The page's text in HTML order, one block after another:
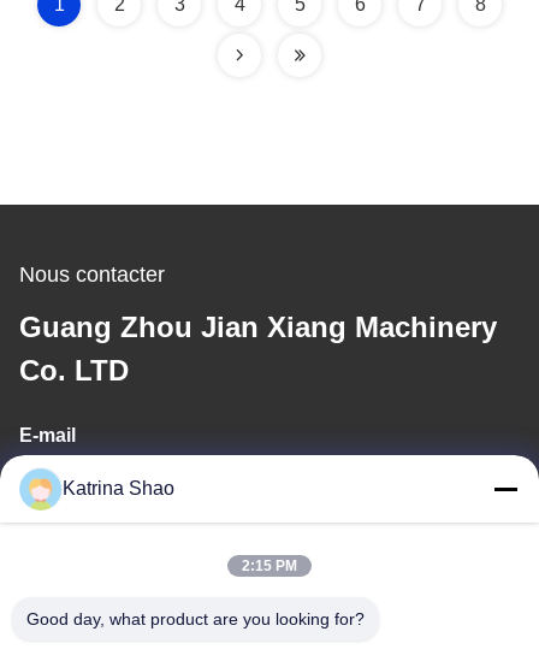
1 2 3 4 5 6 7 8
Nous contacter
Guang Zhou Jian Xiang Machinery
Co. LTD
E-mail
katrina@jxmachineryco.com
Adresse
Katrina Shao
2:15 PM
Good day, what product are you looking for?